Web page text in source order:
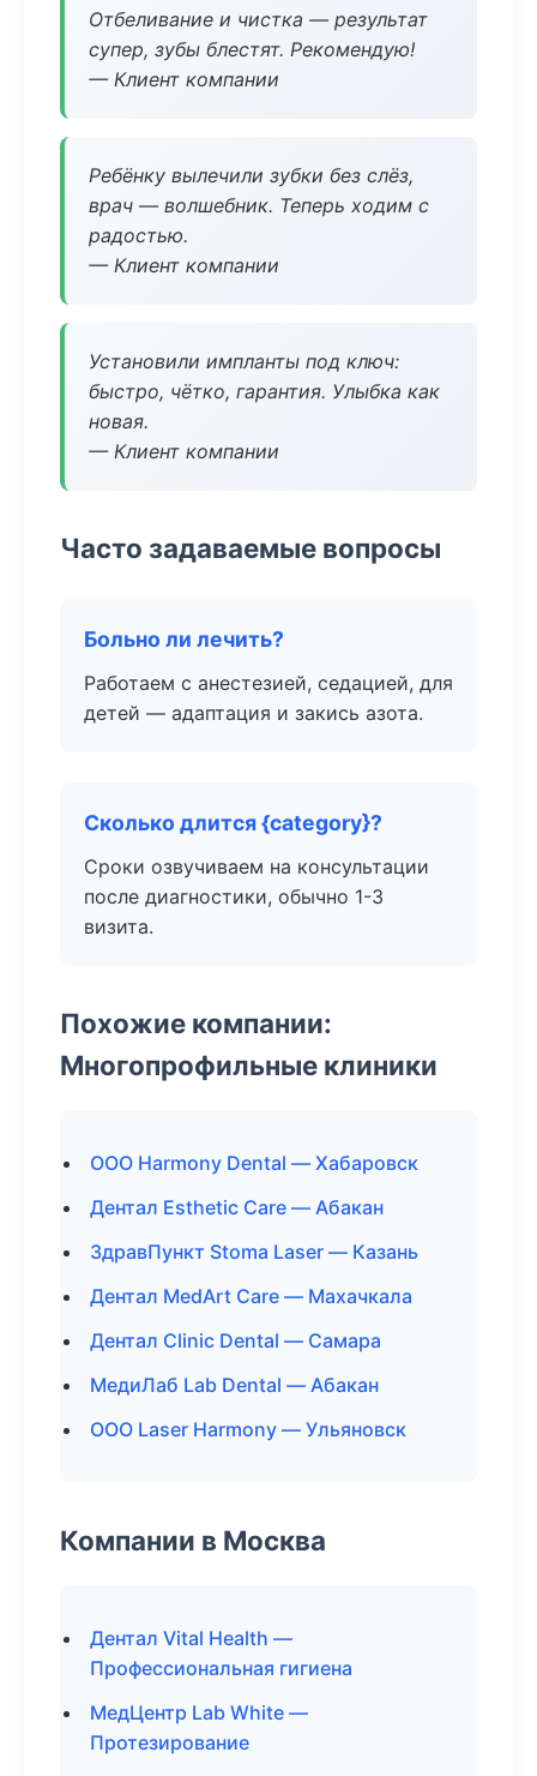
Отбеливание и чистка — результат
супер, зубы блестят. Рекомендую!
— Клиент компании
Ребёнку вылечили зубки без слёз,
врач — волшебник. Теперь ходим с
радостью.
— Клиент компании
Установили импланты под ключ:
быстро, чётко, гарантия. Улыбка как
новая.
— Клиент компании
Часто задаваемые вопросы
Больно ли лечить?
Работаем с анестезией, седацией, для
детей — адаптация и закись азота.
Сколько длится {category}?
Сроки озвучиваем на консультации
после диагностики, обычно 1-3
визита.
Похожие компании:
Многопрофильные клиники
ООО Harmony Dental — Хабаровск
Дентал Esthetic Care — Абакан
ЗдравПункт Stoma Laser — Казань
Дентал MedArt Care — Махачкала
Дентал Clinic Dental — Самара
МедиЛаб Lab Dental — Абакан
ООО Laser Harmony — Ульяновск
Компании в Москва
Дентал Vital Health —
Профессиональная гигиена
МедЦентр Lab White —
Протезирование